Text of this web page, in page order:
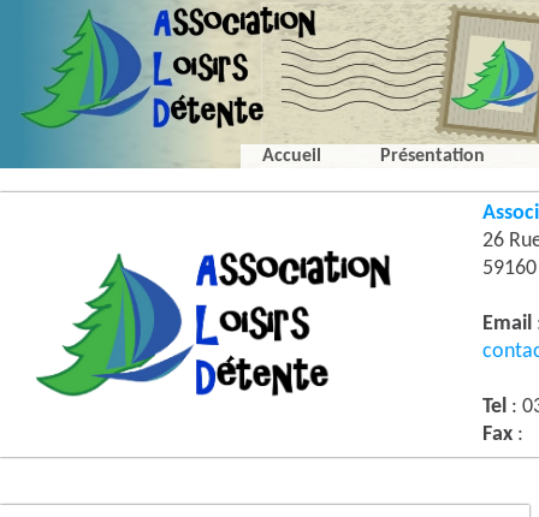
Accueil Présentation
26
Email
Tel :
Fax :